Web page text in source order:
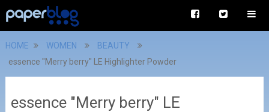
HOME WOMEN
BEAUTY
essence "Merry berry" LE Highlighter Powder
essence "Merry berry" LE